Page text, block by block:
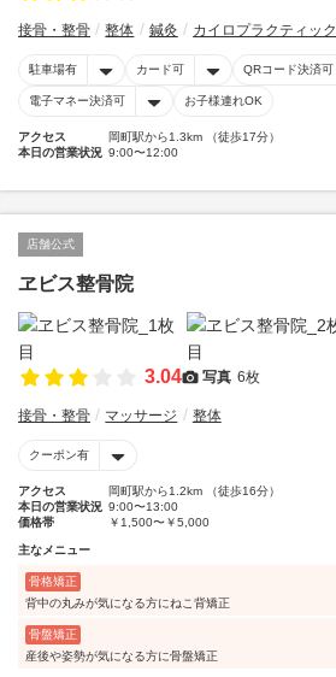
接骨・整骨 整体 鍼灸 カイロプラクティック
駐車場有 カード可 QRコード決済可
電子マネー決済可 お子様連れOK
アクセス
岡町駅から1.3km （徒歩17分）
本日の営業状況 9:00〜12:00
店舗公式
ヱビス整骨院
3.04 写真 6枚
接骨・整骨 マッサージ 整体
クーポン有
アクセス
岡町駅から1.2km （徒歩16分）
本日の営業状況 9:00〜13:00
価格帯
￥1,500〜￥5,000
主なメニュー
骨格矯正
背中の丸みが気になる方にねこ背矯正
骨盤矯正
産後や姿勢が気になる方に骨盤矯正